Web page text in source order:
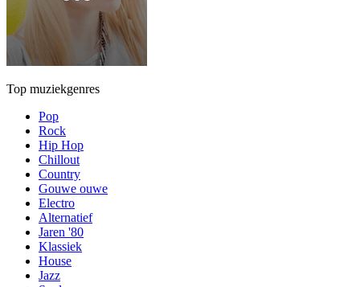
Top muziekgenres
Pop
Rock
Hip Hop
Chillout
Country
Gouwe ouwe
Electro
Alternatief
Jaren '80
Klassiek
House
Jazz